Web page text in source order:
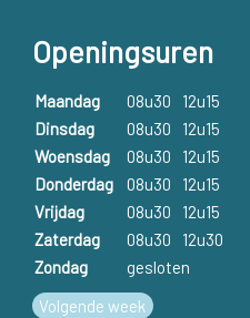
Openingsuren
Maandag 08u30 12u15
Dinsdag
08u30 12u15
Woensdag
08u30 12u15
Donderdag
08u30 12u15
Vrijdag
08u30 12u15
Zaterdag
08u30
12u30
Zondag
gesloten
Volgende week